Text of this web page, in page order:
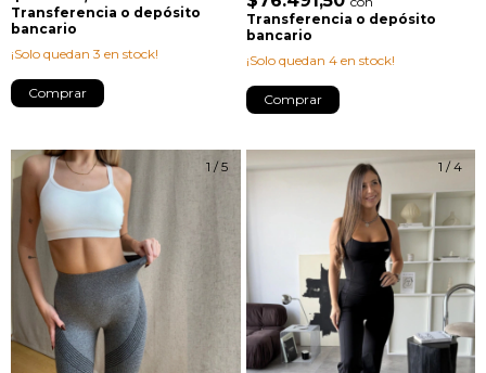
Transferencia o depósito
bancario
¡Solo quedan 3 en stock!
Comprar
Transferencia o depósito
bancario
¡Solo quedan 4en stock!
Comprar
1 /5 1 /4